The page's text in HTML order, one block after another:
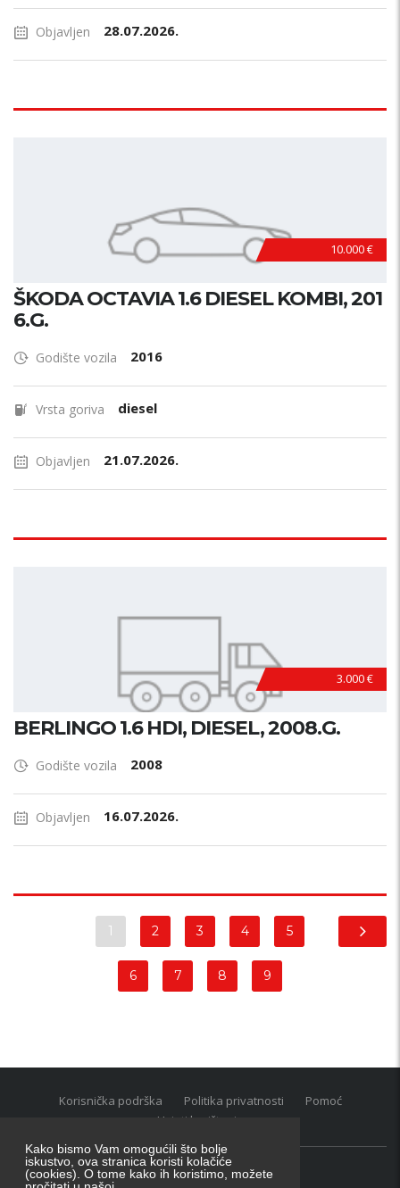
Kako bismo Vam omogućili što bolje
iskustvo, ova stranica koristi kolačiće
(cookies). O tome kako ih koristimo, možete
Objavljen 28.07.2026.
10.000 €
ŠKODA OCTAVIA 1.6 DIESEL KOMBI, 201
6.G.
Godište vozila 2016
Vrsta goriva diesel
Objavljen 21.07.2026.
3.000 €
BERLINGO 1.6 HDI, DIESEL, 2008.G.
Godište vozila 2008
Objavljen 16.07.2026.
1 2 3 4 5
6 7 8 9
Korisnička podrška Politika privatnosti
Pomoć
Uvjeti korištenja
Oglasnik grupacija:posao.hr|oglasnik.hr|auti.hr